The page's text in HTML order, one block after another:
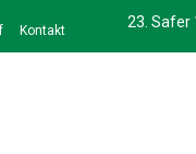
23. Safer
Kontakt